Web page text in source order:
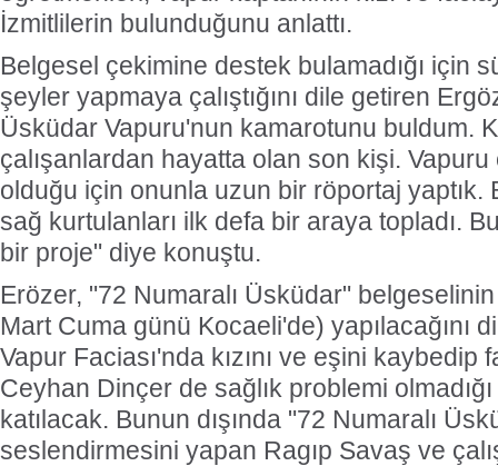
İzmitlilerin bulunduğunu anlattı.
Belgesel çekimine destek bulamadığı için
şeyler yapmaya çalıştığını dile getiren
Üsküdar Vapuru'nun kamarotunu buldum.
çalışanlardan hayatta olan son kişi.
olduğu için onunla uzun bir röportaj yaptık.
sağ kurtulanları ilk defa bir araya topladı.
bir proje" diye konuştu.
Erözer, "72 Numaralı Üsküdar"
Mart Cuma günü Kocaeli'de) yapılacağını
Vapur Faciası'nda kızını ve eşini
Ceyhan Dinçer de sağlık problemi
katılacak. Bunun dışında "72 Numaralı
seslendirmesini yapan Ragıp Savaş ve